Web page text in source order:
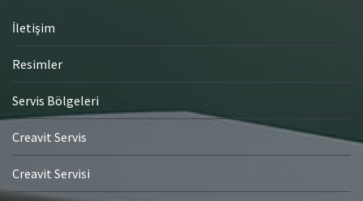
İletişim
Resimler
Servis Bölgeleri
Creavit Servis
Creavit Servisi